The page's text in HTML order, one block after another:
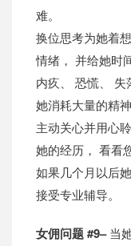
难。
换位思考为她着
情绪， 并给她时
内疚、 恐慌、
她消耗大量的精神
主动关心并用心
她的经历， 看看
如果几个月以后
接受专业辅导。
女佣问题 #9–当